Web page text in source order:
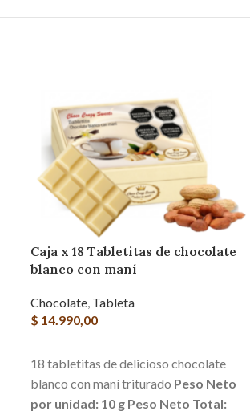
Caja x 18 Tabletitas de chocolate
blanco con maní
Chocolate, Tableta
$ 14.990,00
18 tabletitas de delicioso chocolate
blanco con maní triturado Peso Neto
por unidad: 10 g Peso Neto Total: